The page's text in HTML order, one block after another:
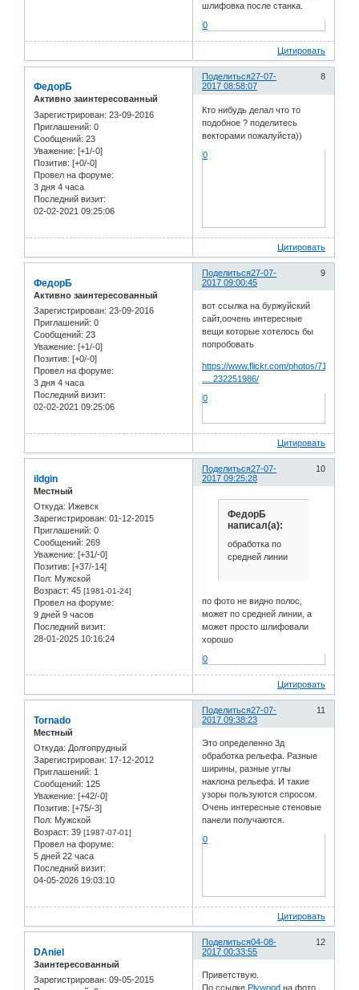
шлифовка после станка.
0
Цитировать
Поделиться 8
27-07-
2017 08:58:07
ФедорБ
Активно заинтересованный
Зарегистрирован: 23-09-2016
Приглашений: 0
Сообщений: 23
Уважение: [+1/-0]
Позитив: [+0/-0]
Провел на форуме:
3 дня 4 часа
Последний визит:
02-02-2021 09:25:06
Кто нибудь делал что то
подобное ? поделитесь
векторами пожалуйста))
0
Цитировать
Поделиться 9
27-07-
2017 09:00:45
ФедорБ
Активно заинтересованный
Зарегистрирован: 23-09-2016
Приглашений: 0
Сообщений: 23
Уважение: [+1/-0]
Позитив: [+0/-0]
Провел на форуме:
3 дня 4 часа
Последний визит:
02-02-2021 09:25:06
вот ссылка на буржуйский
сайт,оочень интересные
вещи которые хотелось бы
попробовать
https://www.flickr.com/photos/
… 232251986/
0
Цитировать
Поделиться 10
27-07-
2017 09:25:28
ildgin
Местный
Откуда: Ижевск
Зарегистрирован: 01-12-2015
Приглашений: 0
Сообщений: 269
Уважение: [+31/-0]
Позитив: [+37/-14]
Пол: Мужской
Возраст: 45 [1981-01-24]
Провел на форуме:
9 дней 9 часов
Последний визит:
28-01-2025 10:16:24
ФедорБ
написал(а):
обработка по
средней линии
по фото не видно полос,
может по средней линии, а
может просто шлифовали
хорошо
0
Цитировать
Поделиться 11
27-07-
2017 09:38:23
Tornado
Местный
Откуда: Долгопрудный
Зарегистрирован: 17-12-2012
Приглашений: 1
Сообщений: 125
Уважение: [+42/-0]
Позитив: [+75/-3]
Пол: Мужской
Возраст: 39 [1987-07-01]
Провел на форуме:
5 дней 22 часа
Последний визит:
04-05-2026 19:03:10
Это определенно 3д
обработка рельефа. Разные
ширины, разные углы
наклона рельефа. И такие
узоры пользуются спросом.
Очень интересные стеновые
панели получаются.
0
Цитировать
Поделиться 12
04-08-
2017 00:33:55
DAniel
Заинтересованный
Зарегистрирован: 09-05-2015
Приветствую.
По ссылке Plywood на фото